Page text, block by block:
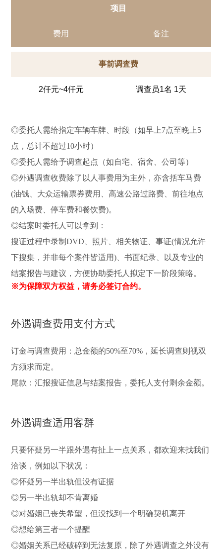
项目
费用 备注
事前调査费
2仟元~4仟元 调查员1名 1天
◎委托人需给指定车辆车牌、时段（如早上7点至晚上5
点，总计不超过10小时）
◎委托人需给予调查起点（如自宅、宿舍、公司等）
◎外遇调查收费除了以人事费用为主外，亦含括车马费
(油钱、大众运输票券费用、高速公路过路费、前往地点
的入场费、停车费和餐饮费)。
◎结案时委托人可以拿到：
搜证过程中录制DVD、照片、相关物证、事证(情况允许
下搜集，并非每个案件皆适用)、书面纪录、以及专业的
结案报告与建议，方便协助委托人拟定下一阶段策略。
※为保障双方权益，请务必签订合约。
外遇调查费用支付方式
订金与调查费用：总金额的50%至70%，延长调查则视双
方须求而定。
尾款：汇报搜证信息与结案报告，委托人支付剩余金额。
外遇调查适用客群
只要怀疑另一半跟外遇有扯上一点关系，都欢迎来找我们
洽谈，例如以下状况：
◎怀疑另一半出轨但没有证据
◎另一半出轨却不肯离婚
◎对婚姻已丧失希望，但没找到一个明确契机离开
◎想给第三者一个提醒
◎婚姻关系已经破碎到无法复原，除了外遇调查之外没有